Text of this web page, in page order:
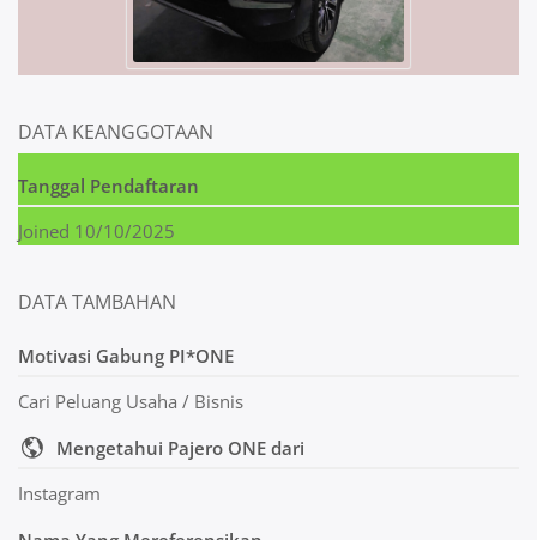
DATA KEANGGOTAAN
Tanggal Pendaftaran
Joined 10/10/2025
DATA TAMBAHAN
Motivasi Gabung PI*ONE
Cari Peluang Usaha / Bisnis
Mengetahui Pajero ONE dari
Instagram